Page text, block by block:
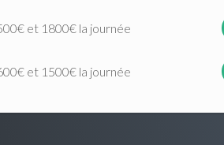
et 1800€ la journée
et 1500€ la journée